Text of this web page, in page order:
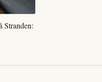
Stranden: